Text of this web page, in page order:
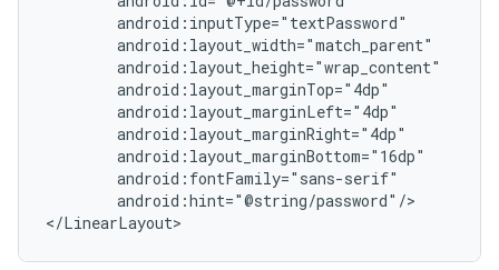
android:hint="@string/password"/>
</LinearLayout>